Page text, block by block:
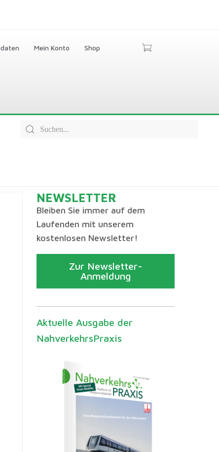
Mein Konto Shop
NEWSLETTER
Bleiben Sie immer auf dem
Laufenden mit unserem
kostenlosen Newsletter!
Zur Newsletter-
Anmeldung
Aktuelle Ausgabe der
NahverkehrsPraxis